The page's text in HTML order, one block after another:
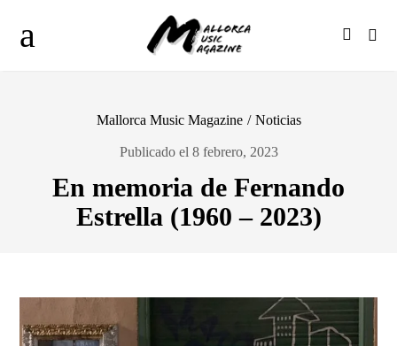
Mallorca Music Magazine / Noticias
Publicado el 8 febrero, 2023
En memoria de Fernando
Estrella (1960 – 2023)